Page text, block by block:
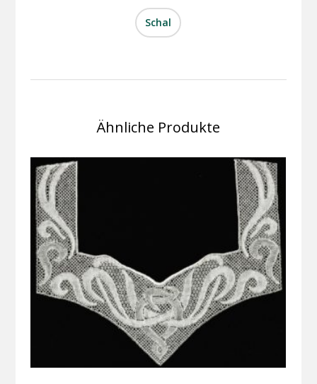
Schal
Ähnliche Produkte